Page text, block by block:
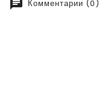
chat Комментарии (0)